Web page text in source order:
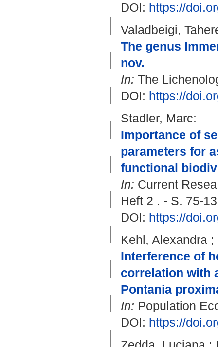
DOI: https://
Valadbeigi,
The genus
nov.
In: The
DOI: https://
Stadler, Marc:
Importance of
parameters for
functional
In: Current
Heft 2 . - S. 75-
DOI: https://
Kehl, Alexandra ;
Interference of
correlation with
Pontania
In: Population
DOI: https://